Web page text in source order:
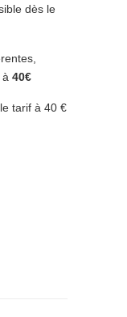
dès le
40€
tarif à 40 €